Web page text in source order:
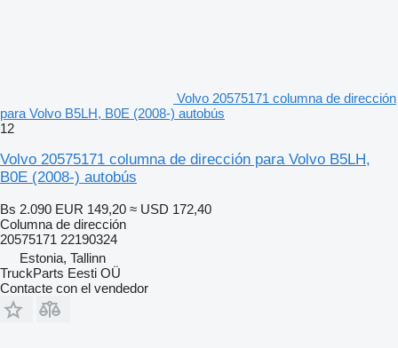
Volvo 20575171 columna de dirección
para Volvo B5LH, B0E (2008-) autobús
12
Volvo 20575171 columna de dirección para Volvo B5LH,
B0E (2008-) autobús
Bs 2.090 EUR 149,20 ≈ USD 172,40
Columna de dirección
20575171 22190324
Estonia, Tallinn
TruckParts Eesti OÜ
Contacte con el vendedor